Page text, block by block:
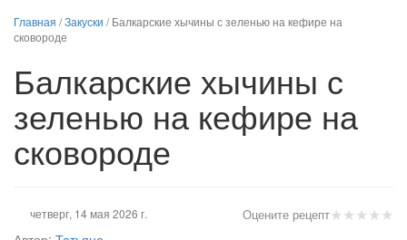
Главная /Закуски /Балкарские хычины с зеленью на кефире на
сковороде
Балкарские хычины с
зеленью на кефире на
сковороде
★★★★★
Оцените рецепт
четверг, 14 мая 2026 г.